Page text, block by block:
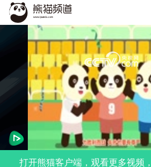
网络开小差了，请稍后再
打开熊猫客户端，观看更多视频